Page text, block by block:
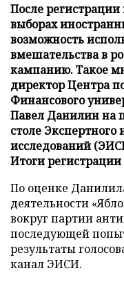
После регистрации
выборах
возможность
вмешательства в
кампанию. Такое
директор Центра
Финансового
Павел Данилин на
столе
исследований
Итоги
По оценке
деятельности
вокруг партии
последующей
результаты
канал ЭИСИ.